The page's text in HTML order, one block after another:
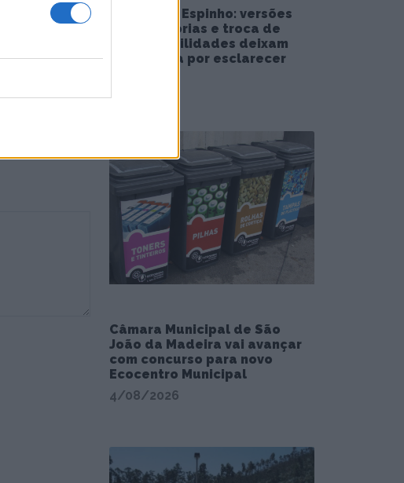
Piscina de Espinho: versões
contraditórias e troca de
responsabilidades deixam
reabertura por esclarecer
Câmara Municipal de São
João da Madeira vai avançar
com concurso para novo
Ecocentro Municipal
4/08/2026